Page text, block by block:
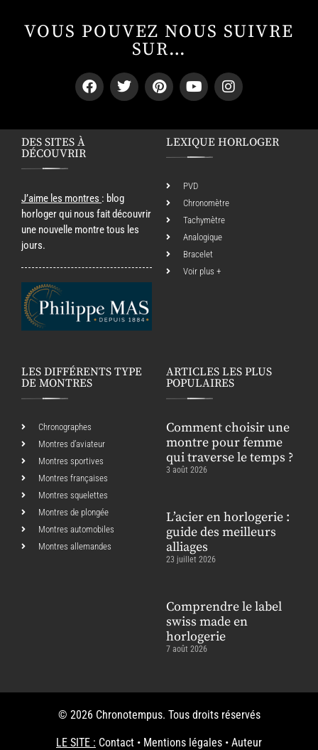
VOUS POUVEZ NOUS SUIVRE
SUR…
DES SITES À
DÉCOUVRIR
J’aime les montres : blog
horloger qui nous fait découvrir
une nouvelle montre tous les
jours.
LEXIQUE HORLOGER
PVD
Chronomètre
Tachymètre
Analogique
Bracelet
Voir plus +
LES DIFFÉRENTS TYPE
DE MONTRES
Chronographes
Montres d’aviateur
Montres sportives
Montres françaises
Montres squelettes
Montres de plongée
Montres automobiles
Montres allemandes
ARTICLES LES PLUS
POPULAIRES
Comment choisir une
montre pour femme
qui traverse le temps ?
3 août 2026
L’acier en horlogerie :
guide des meilleurs
alliages
23 juillet 2026
Comprendre le label
swiss made en
horlogerie
7 août 2026
© 2026 Chronotempus. Tous droits réservés
LE SITE : Contact • Mentions légales • Auteur